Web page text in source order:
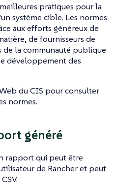
pratiques pour la
système cible. Les normes
aux efforts généreux de
de fournisseurs de
la communauté publique
développement des
du CIS pour consulter
normes.
généré
rapport qui peut être
de Rancher et peut